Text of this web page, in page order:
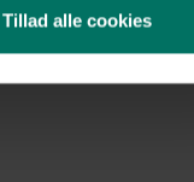
Tillad alle cookies
genbrugspladser
og et hegn, der kan